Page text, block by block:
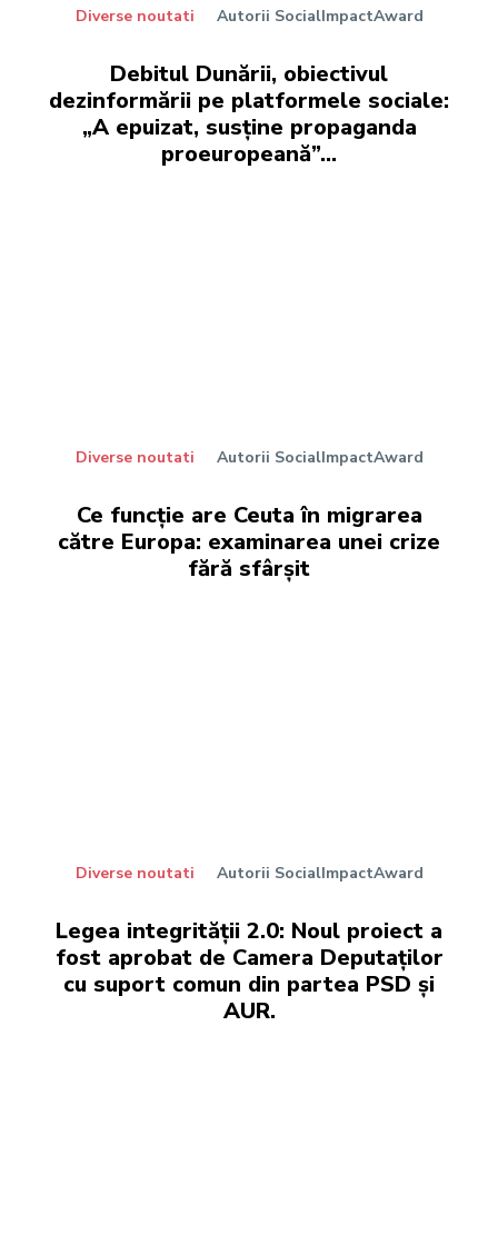
Diverse noutati Autorii SocialImpactAward
Debitul Dunării, obiectivul
dezinformării pe platformele sociale:
„A epuizat, susține propaganda
proeuropeană”…
Diverse noutati Autorii SocialImpactAward
Ce funcție are Ceuta în migrarea
către Europa: examinarea unei crize
fără sfârșit
Diverse noutati Autorii SocialImpactAward
Legea integrității 2.0: Noul proiect a
fost aprobat de Camera Deputaților
cu suport comun din partea PSD și
AUR.